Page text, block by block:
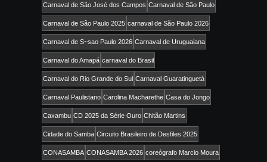
Carnaval de São José dos Campos Carnaval de São Paulo
Carnaval de São Paulo 2025 carnaval de São Paulo 2026
Carnaval de S~sao Paulo 2026 Carnaval de Uruguaiana
Carnaval do Amapá carnaval do Brasil
Carnaval do Rio Grande do Sul Carnaval Guaratinguetá
Carnaval Paulistano Carolina Macharethe Casa do Jongo
Caxambu CD 2025 da Série Ouro Chitão Martins
Cidade do Samba Circuito Brasileiro de Desfiles 2025
CONASAMBA CONASAMBA 2026 coreógrafo Marcio Moura